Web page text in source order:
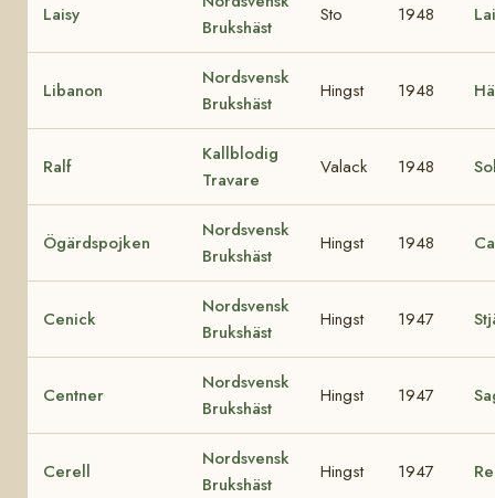
Laisy
Brukshäst
Sto 1948
Libanon
Nordsvensk
Brukshäst
Hingst 1948
Ralf
Kallblodig
Travare
Valack 1948
Ögärdspojken
Nordsvensk
Brukshäst
Hingst 1948
Cenick
Nordsvensk
Brukshäst
Hingst 1947
Centner
Nordsvensk
Brukshäst
Hingst 1947
Cerell
Nordsvensk
Brukshäst
Hingst 1947